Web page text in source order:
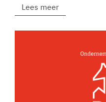
Lees meer